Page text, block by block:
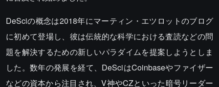
DeSciの概念は2018年にマーティン・エツロットのブログ
に初めて登場し、彼は伝統的な科学における査読などの問
題を解決するための新しいパラダイムを提案しようとしま
した。数年の発展を経て、DeSciはCoinbaseやファイザー
などの資本から注目され、V神やCZといった暗号リーダー